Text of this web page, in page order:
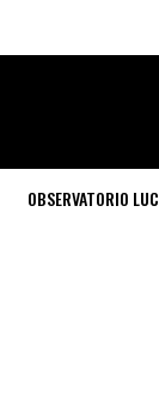
OBSERVATORIO